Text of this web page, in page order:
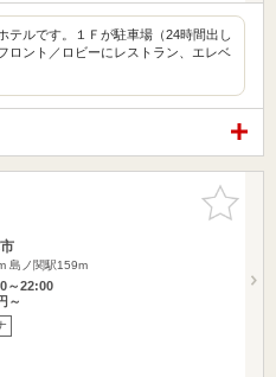
テルです。１Ｆが駐車場（24時間出し
ロント／ロビーにレストラン、エレベ
お気に入
りに追加
島ノ関駅159m
～22:00
～